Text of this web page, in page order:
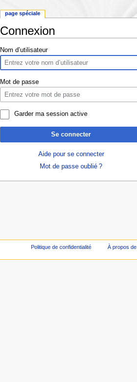
Connexion
Nom d’utilisateur
Mot de passe
Garder ma session active
Se connecter
Aide pour se connecter
Mot de passe oublié ?
page spéciale
Politique de confidentialité À propos